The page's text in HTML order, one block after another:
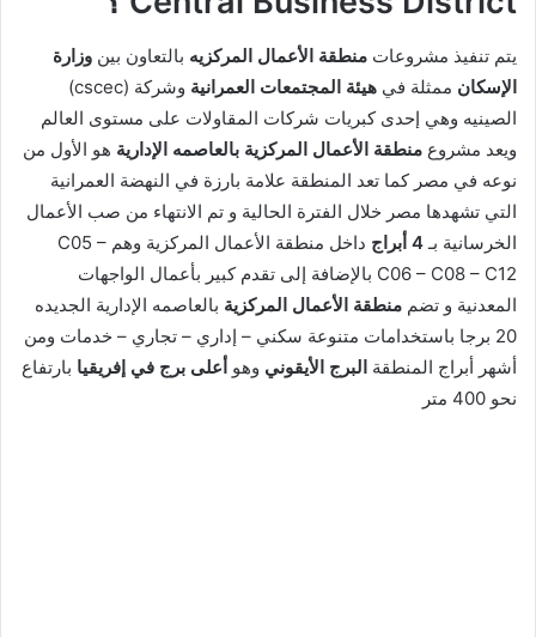
يتم تنفيذ مشروعات منطقة الأعمال المركزيه بالتعاون بين وزارة
الإسكان ممثلة في هيئة المجتمعات العمرانية
وشركة (cscec)
الصينيه وهي إحدى كبريات شركات المقاولات على مستوى العالم
ويعد مشروع منطقة الأعمال المركزية بالعاصمه الإدارية هو الأول من
نوعه في مصر كما تعد المنطقة علامة بارزة في النهضة العمرانية
التي تشهدها مصر خلال الفترة الحالية و تم الانتهاء من صب الأعمال
الخرسانية بـ 4 أبراج
داخل منطقة الأعمال المركزية وهم C05 –
C06 – C08 – C12 بالإضافة إلى تقدم كبير بأعمال الواجهات
المعدنية و تضم منطقة الأعمال المركزية بالعاصمه الإدارية الجديده
20 برجا باستخدامات متنوعة سكني – إداري – تجاري – خدمات ومن
أشهر أبراج المنطقة البرج الأيقوني وهو أعلى برج في إفريقيا بارتفاع
نحو 400 متر